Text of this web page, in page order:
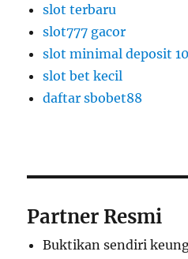
slot terbaru
slot777 gacor
slot minimal deposit
slot bet kecil
daftar sbobet88
Partner Resmi
Buktikan sendiri